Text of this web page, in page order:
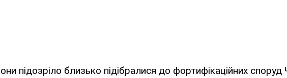
підозріло близько підібралися до фортифікаційних споруд